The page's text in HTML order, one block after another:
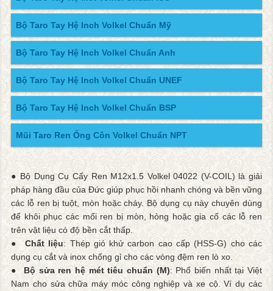
Bộ Taro Tay Hệ Inch Volkel Chuẩn Mỹ
Bộ Taro Tay Hệ Inch Volkel Chuẩn Anh
Bộ Taro Tay Hệ Inch Volkel Chuẩn UNEF
Bộ Taro Tay Hệ Inch Volkel Chuẩn BSP
Mũi Taro Ren Ống Côn Volkel Chuẩn NPT
● Bộ Dụng Cụ Cấy Ren M12x1.5 Volkel 04022 (V-COIL) là giải
pháp hàng đầu của Đức giúp phục hồi nhanh chóng và bền vững
các lỗ ren bị tuột, mòn hoặc cháy. Bộ dụng cụ này chuyên dùng
để khôi phục các mối ren bị mòn, hỏng hoặc gia cố các lỗ ren
trên vật liệu có độ bền cắt thấp.
●Chất liệu: Thép gió khử carbon cao cấp (HSS-G) cho các
dụng cụ cắt và inox chống gỉ cho các vòng đệm ren lò xo.
● Bộ sửa ren hệ mét tiêu chuẩn (M): Phổ biến nhất tại Việt
Nam cho sửa chữa máy móc công nghiệp và xe cộ. Ví dụ các